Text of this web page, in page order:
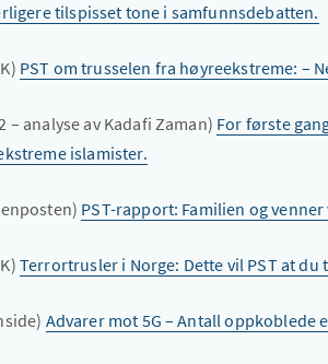
tilspisset tone i samfunnsdebatten.
PST om trusselen fra høyreekstreme: –
– analyse av Kadafi Zaman) For første
islamister.
PST-rapport: Familien og
Terrortrusler i Norge: Dette vil PST at du
Advarer mot 5G – Antall oppkoblede